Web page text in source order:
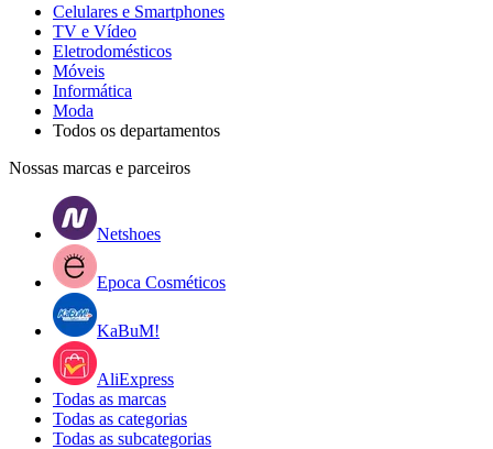
Celulares e Smartphones
TV e Vídeo
Eletrodomésticos
Móveis
Informática
Moda
Todos os departamentos
Nossas marcas e parceiros
Netshoes
Epoca Cosméticos
KaBuM!
AliExpress
Todas as marcas
Todas as categorias
Todas as subcategorias